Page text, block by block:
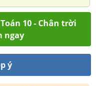
10 - Chân trời
ngay
ý